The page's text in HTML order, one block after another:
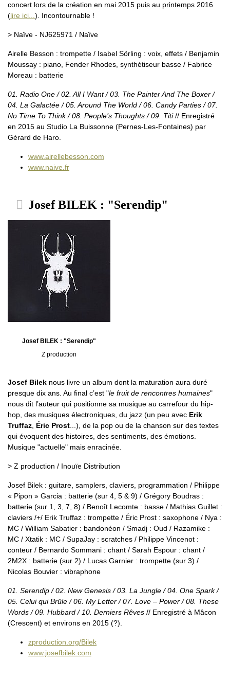
concert lors de la création en mai 2015 puis au printemps 2016
(lire ici...). Incontournable !
> Naïve - NJ625971 / Naïve
Airelle Besson : trompette / Isabel Sörling : voix, effets / Benjamin
Moussay : piano, Fender Rhodes, synthétiseur basse / Fabrice
Moreau : batterie
01. Radio One / 02. All I Want / 03. The Painter And The Boxer /
04. La Galactée / 05. Around The World / 06. Candy Parties / 07.
No Time To Think / 08. People’s Thoughts / 09. Titi// Enregistré
en 2015 au Studio La Buissonne (Pernes-Les-Fontaines) par
Gérard de Haro.
www.airellebesson.com
www.naive.fr
Josef BILEK : "Serendip"
Josef BILEK : "Serendip"
Z production
Josef Bilek nous livre un album dont la maturation aura duré
presque dix ans. Au final c’est "le fruit de rencontres humaines"
nous dit l’auteur qui positionne sa musique au carrefour du hip-
hop, des musiques électroniques, du jazz (un peu avec Erik
Truffaz Éric Prost ...), de la pop ou de la chanson sur des textes
qui évoquent des histoires, des sentiments, des émotions.
Musique "actuelle" mais enracinée.
> Z production / Inouïe Distribution
Josef Bilek : guitare, samplers, claviers, programmation / Philippe
« Pipon » Garcia : batterie (sur 4, 5 & 9) / Grégory Boudras :
batterie (sur 1, 3, 7, 8) / Benoît Lecomte : basse / Mathias Guillet :
claviers /+/ Erik Truffaz : trompette / Éric Prost : saxophone / Nya :
MC / William Sabatier : bandonéon / Smadj : Oud / Razamike :
MC / Xtatik : MC / SupaJay : scratches / Philippe Vincenot :
conteur / Bernardo Sommani : chant / Sarah Espour : chant /
2M2X : batterie (sur 2) / Lucas Garnier : trompette (sur 3) /
Nicolas Bouvier : vibraphone
01. Serendip / 02. New Genesis / 03. La Jungle / 04. One Spark /
05. Celui qui Brûle / 06. My Letter / 07. Love – Power / 08. These
Words / 09. Hubbard / 10. Derniers Rêves // Enregistré à Mâcon
(Crescent) et environs en 2015 (?).
zproduction.org/Bilek
www.josefbilek.com